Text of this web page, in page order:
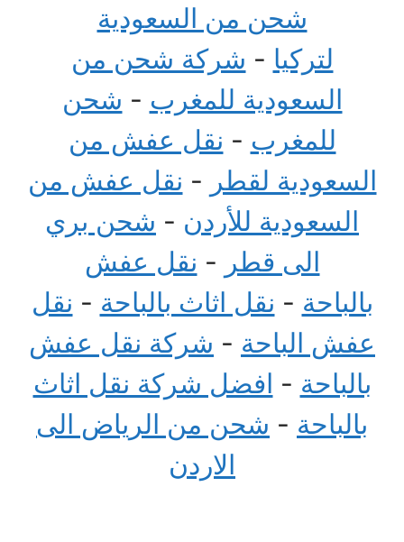
شحن من السعودية
لتركيا - شركة شحن من
السعودية للمغرب - شحن
للمغرب - نقل عفش من
السعودية لقطر - نقل عفش من
السعودية للأردن - شحن بري
الى قطر - نقل عفش
بالباحة - نقل اثاث بالباحة - نقل
عفش الباحة - شركة نقل عفش
بالباحة - افضل شركة نقل اثاث
بالباحة - شحن من الرياض الى
الاردن